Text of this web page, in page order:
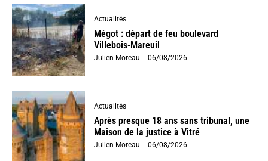
Actualités
Mégot : départ de feu boulevard
Villebois-Mareuil
Julien Moreau - 06/08/2026
Actualités
Après presque 18 ans sans tribunal, une
Maison de la justice à Vitré
Julien Moreau - 06/08/2026